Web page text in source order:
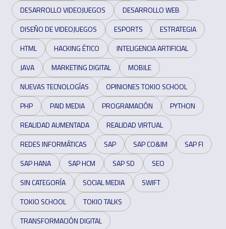
DESARROLLO VIDEOJUEGOS
DESARROLLO WEB
DISEÑO DE VIDEOJUEGOS
ESPORTS
ESTRATEGIA
HTML
HACKING ÉTICO
INTELIGENCIA ARTIFICIAL
JAVA
MARKETING DIGITAL
MOBILE
NUEVAS TECNOLOGÍAS
OPINIONES TOKIO SCHOOL
PHP
PAID MEDIA PROGRAMACIÓN
PYTHON
REALIDAD AUMENTADA
REALIDAD VIRTUAL
REDES INFORMÁTICAS
SAP SAP CO&IM
SAP FI
SAP HANA
SAP HCM SAP SD
SEO
SIN CATEGORÍA
SOCIAL MEDIA
SWIFT
TOKIO SCHOOL
TOKIO TALKS
TRANSFORMACIÓN DIGITAL